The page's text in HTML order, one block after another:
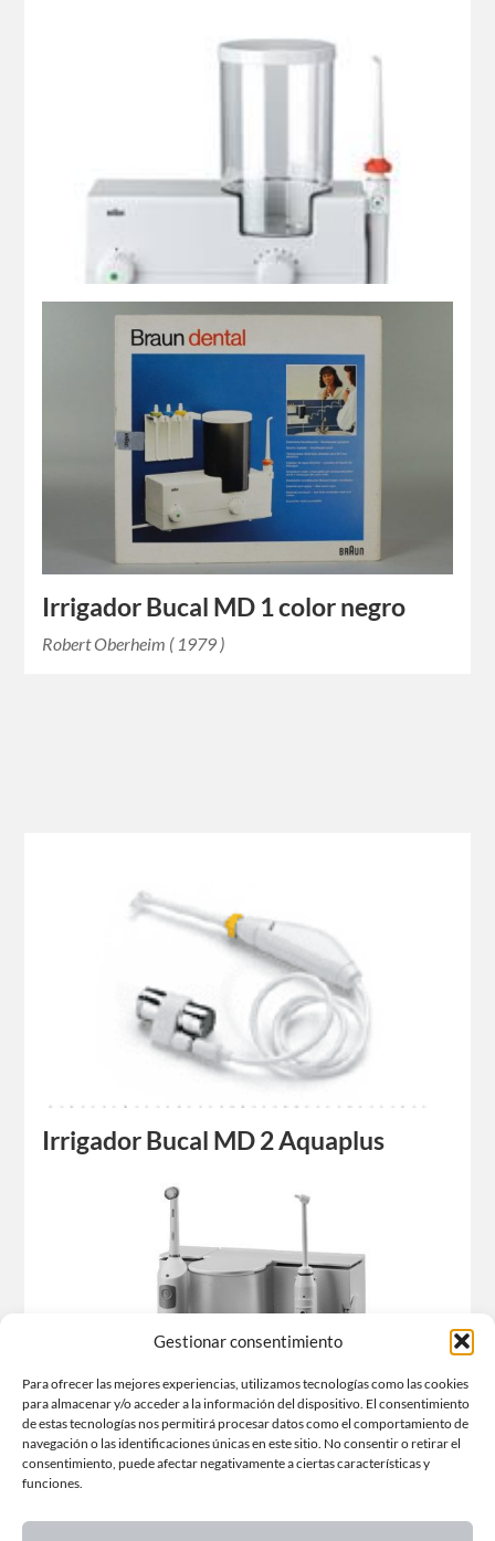
Gestionar consentimiento
Para ofrecer las mejores experiencias, utilizamos tecnologías como las cookies
para almacenar y/o acceder a la información del dispositivo. El consentimiento
de estas tecnologías nos permitirá procesar datos como el comportamiento de
navegación o las identificaciones únicas en este sitio. No consentir o retirar el
consentimiento, puede afectar negativamente a ciertas características y
funciones.
Irrigador Bucal MD 1 color blanco
Robert Oberheim ( 1979 )
Irrigador Bucal MD 1 color negro
Robert Oberheim ( 1979 )
Irrigador Bucal MD 2 Aquaplus